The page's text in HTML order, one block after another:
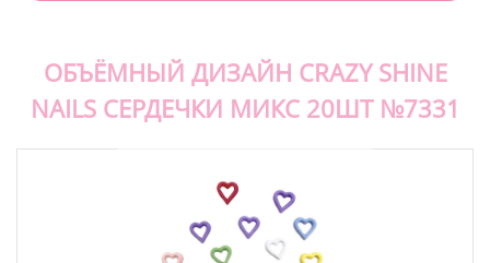
ОБЪЁМНЫЙ ДИЗАЙН CRAZY SHINE
NAILS СЕРДЕЧКИ МИКС 20ШТ №7331